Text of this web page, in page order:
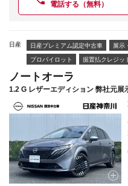
電話する（無料）
日産 日産プレミアム認定中古車 展示
プロパイロット 据置払クレジッ
ノートオーラ
1.2 G レザーエディション 弊社元